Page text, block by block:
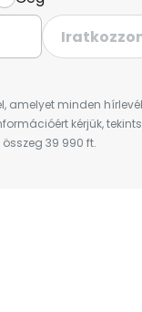
amelyet minden
kérjük,
39 990 ft.